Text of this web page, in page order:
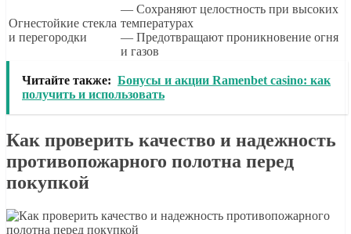
Огнестойкие стекла
и перегородки
— Сохраняют целостность при высоких
температурах
— Предотвращают проникновение огня
и газов
Читайте также: Бонусы и акции Ramenbet casino: как
получить и использовать
Как проверить качество и надежность
противопожарного полотна перед
покупкой